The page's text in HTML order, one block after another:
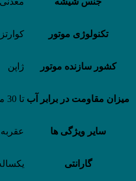
تکنولوژی موتور
کشور سازنده موتور ژاپن
میزان مقاومت در برابر آب تا 30 متر
سایر ویژگی ها
گارانتی